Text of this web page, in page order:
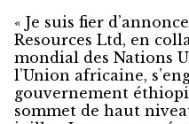
« Je suis fier
Resources Ltd, en
mondial des Nations
l’Union africaine,
gouvernement
sommet de haut